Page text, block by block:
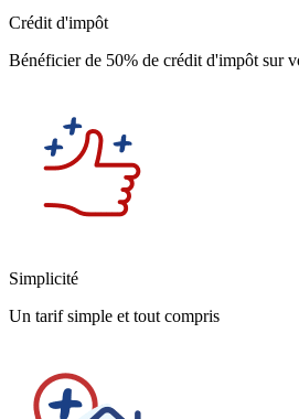
Crédit d'impôt
Bénéficier de 50% de crédit d'impôt sur
Simplicité
Un tarif simple et tout compris